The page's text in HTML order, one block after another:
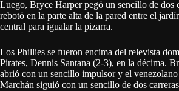
Luego, Bryce Harper pegó un sencillo de dos
rebotó en la parte alta de la pared entre el
central para igualar la pizarra.
Los Phillies se fueron encima del relevista
Pirates, Dennis Santana (2-3), en la décima.
abrió con un sencillo impulsor y el
Marchán siguió con un sencillo de dos